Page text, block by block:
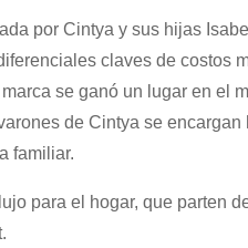
por Cintya y sus hijas
claves de costos
se ganó un lugar en el
de Cintya se
familiar.
para el hogar, que parten